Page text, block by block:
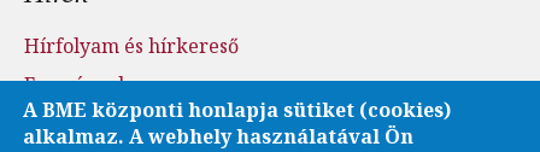
Hírfolyam és hírkereső
Események
Sajtószoba - sajtófigyelés
A BME központi honlapja sütiket (cookies)
alkalmaz. A webhely használatával Ön